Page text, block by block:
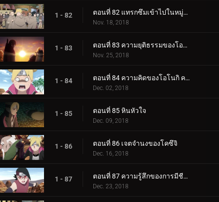
1 - 82 ตอนที่ 82 แทรกซึมเข้าไปในหมู่บ้านหินที่ซ่อนอยู่
Nov. 18, 2018
1 - 83 ตอนที่ 83 ความยุติธรรมของโอโนกิ
Nov. 25, 2018
1 - 84 ตอนที่ 84 ความคิดของโอโนกิ ความคิดของคู
Dec. 02, 2018
1 - 85 ตอนที่ 85 หินหัวใจ
Dec. 09, 2018
1 - 86 ตอนที่ 86 เจตจำนงของโคซึจิ
Dec. 16, 2018
1 - 87 ตอนที่ 87 ความรู้สึกของการมีชีวิต
Dec. 23, 2018